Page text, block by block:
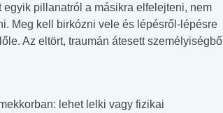
pillanatról a másikra elfelejteni, nem
Meg kell birkózni vele és lépésről-lépésre
Az eltört, traumán átesett személyiségből
lehet lelki vagy fizikai